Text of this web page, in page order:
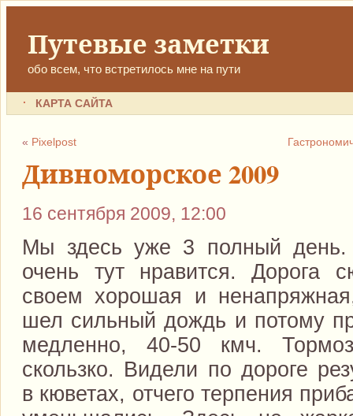
Путевые заметки
обо всем, что встретилось мне на пути
КАРТА САЙТА
« Pixelpost
Дивноморское 2009
16 сентября 2009, 12:00
Мы здесь уже 3 полный
очень тут нравится. Дорога
своем хорошая и
шел сильный дождь и потому
медленно, 40-50 кмч.
скользко. Видели по дороге
в кюветах, отчего терпения